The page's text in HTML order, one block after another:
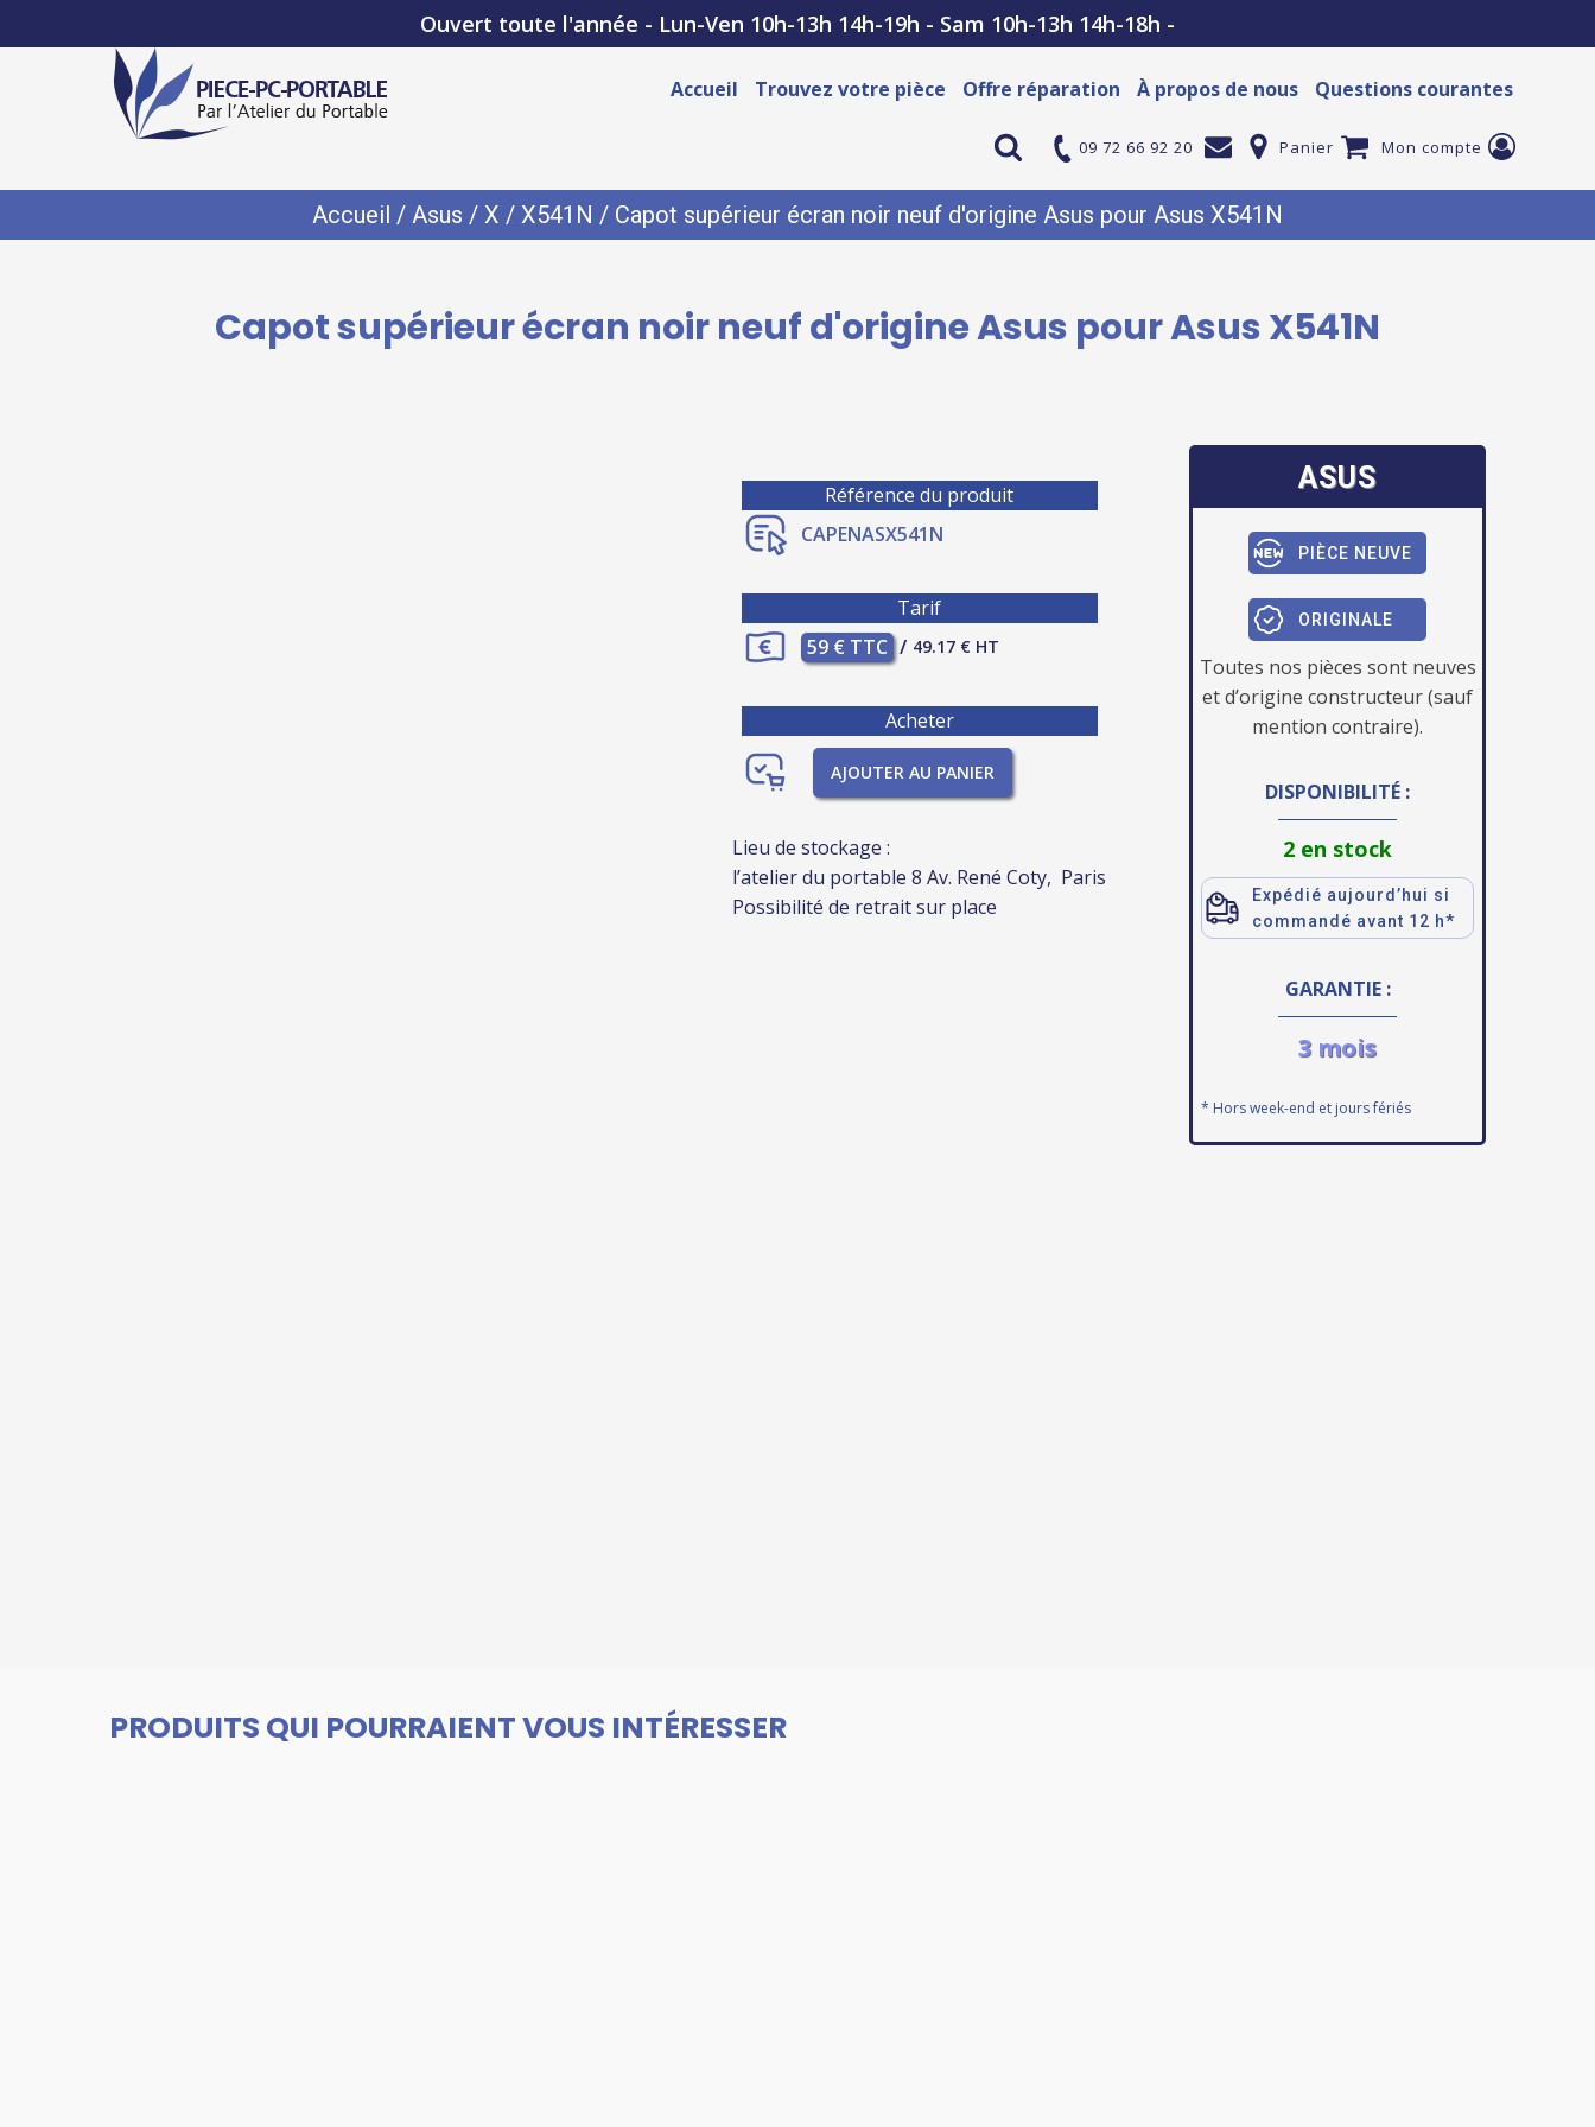
Ouvert toute l'année - Lun-Ven 10h-13h 14h-19h - Sam 10h-13h 14h-18h -
Accueil Trouvez votre pièce Offre réparation À propos de nous Questions courantes
09 72 66 92 20 Panier Mon compte
Accueil / Asus / X / X541N / Capot supérieur écran noir neuf d'origine Asus pour Asus X541N
Capot supérieur écran noir neuf d'origine Asus pour Asus X541N
Référence du produit
CAPENASX541N
Tarif
59 € TTC / 49.17 € HT
Acheter
AJOUTER AU PANIER
Lieu de stockage :
l’atelier du portable 8 Av. René Coty, Paris
Possibilité de retrait sur place
ASUS
PIÈCE NEUVE
ORIGINALE
Toutes nos pièces sont neuves
et d’origine constructeur (sauf
mention contraire).
DISPONIBILITÉ :
2 en stock
Expédié aujourd’hui si
commandé avant 12 h*
GARANTIE :
3 mois
* Hors week-end et jours fériés
PRODUITS QUI POURRAIENT VOUS INTÉRESSER